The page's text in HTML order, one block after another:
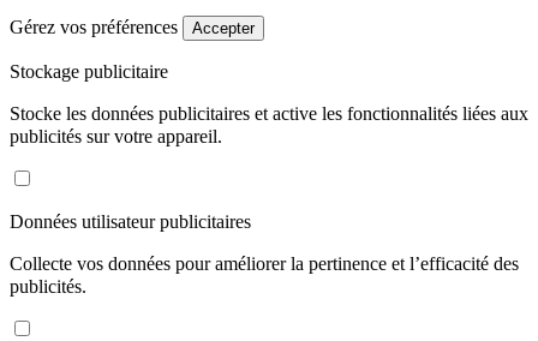
Gérez vos préférences Accepter
Stockage publicitaire
Stocke les données publicitaires et active les fonctionnalités liées aux
publicités sur votre appareil.
Données utilisateur publicitaires
Collecte vos données pour améliorer la pertinence et l’efficacité des
publicités.